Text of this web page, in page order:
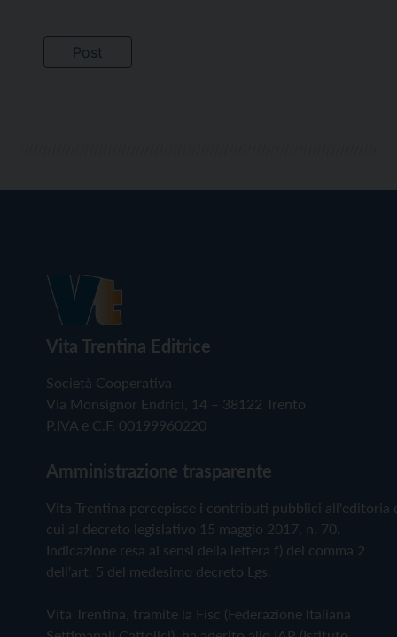
Vita Trentina Editrice
Società Cooperativa
Via Monsignor Endrici, 14 – 38122 Trento
P.IVA e C.F. 00199960220
Amministrazione trasparente
Vita Trentina percepisce i contributi pubblici all'editoria
cui al decreto legislativo 15 maggio 2017, n. 70.
Indicazione resa ai sensi della lettera f) del comma 2
dell'art. 5 del medesimo decreto Lgs.
Vita Trentina, tramite la Fisc (Federazione Italiana